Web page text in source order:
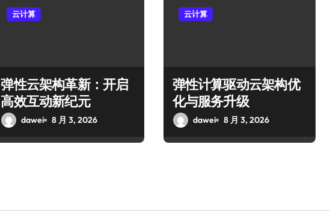
云计算
弹性云架构革新：开启
高效互动新纪元
dawei 8 月 3, 2026
云计算
弹性计算驱动云架构优
化与服务升级
dawei 8 月 3, 2026